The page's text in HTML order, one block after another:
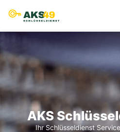
AKS
Ihr Schlüsseldienst